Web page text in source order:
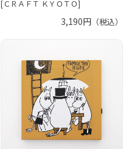
[ＣＲＡＦＴ ＫＹＯＴＯ]
3,190円 （税込）